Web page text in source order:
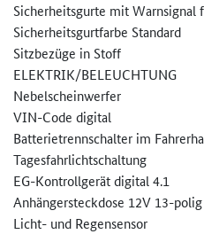
Sicherheitsgurte mit Warnsignal
Sicherheitsgurtfarbe Standard
Sitzbezüge in Stoff
ELEKTRIK/BELEUCHTUNG
Nebelscheinwerfer
VIN-Code digital
Batterietrennschalter im
Tagesfahrlichtschaltung
EG-Kontrollgerät digital 4.1
Anhängersteckdose 12V 13-polig
Licht- und Regensensor